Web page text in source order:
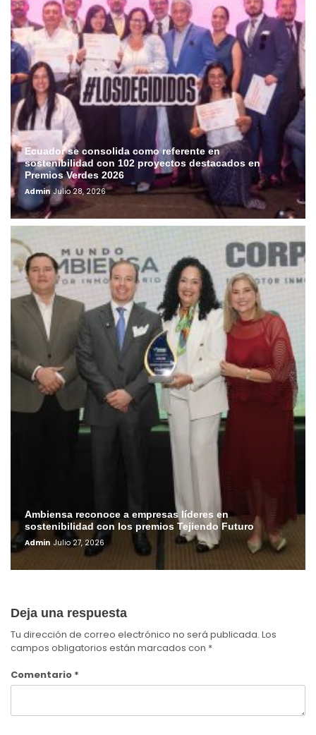
Ecuador se consolida como referente en
sostenibilidad con 102 proyectos destacados en
Premios Verdes 2026
Admin Julio 28, 2026
Ambiensa reconoce a empresas líderes en
sostenibilidad con los premios Tejiendo Futuro
Admin Julio 27, 2026
Deja una respuesta
Tu dirección de correo electrónico no será publicada. Los
campos obligatorios están marcados con *
Comentario *